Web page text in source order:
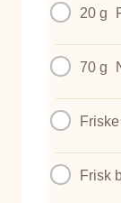
20 g
70 g
Frisk